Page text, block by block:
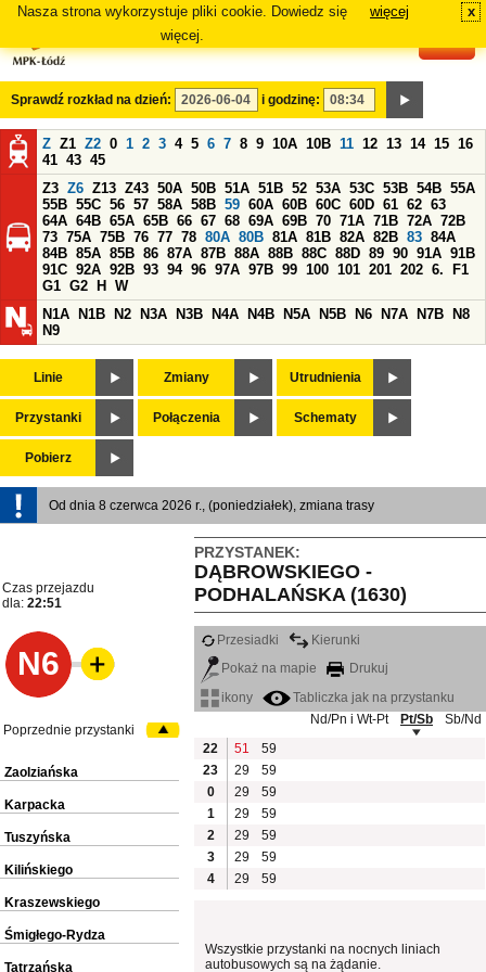
Nasza strona wykorzystuje pliki cookie. Dowiedz się
więcej.
więcej x
Sprawdź rozkład na dzień: i godzinę:
Z Z1 Z2 0 1 2 3 4 5 6 7 8 9 10A 10B 11 12 13 14 15 16
41 43 45
Z3 Z6 Z13 Z43 50A 50B 51A 51B 52 53A 53C 53B 54B 55A
55B 55C 56 57 58A 58B 59 60A 60B 60C 60D 61 62 63
64A 64B 65A 65B 66 67 68 69A 69B 70 71A 71B 72A 72B
73 75A 75B 76 77 78 80A 80B 81A 81B 82A 82B 83 84A
84B 85A 85B 86 87A 87B 88A 88B 88C 88D 89 90 91A 91B
91C 92A 92B 93 94 96 97A 97B 99 100 101 201 202 6.
F1
G1 G2 H
W
N1A
N1B N2 N3A N3B N4A N4B N5A N5B N6 N7A N7B
N8
N9
Linie Zmiany Utrudnienia
Przystanki Połączenia Schematy
Pobierz
Od dnia 8 czerwca 2026 r., (poniedziałek), zmiana trasy
PRZYSTANEK:
DĄBROWSKIEGO -
PODHALAŃSKA (1630)
Czas przejazdu
dla: 22:51
N6
Przesiadki
Kierunki
Pokaż na mapie
Drukuj
ikony
Tabliczka jak na przystanku
Nd/Pn i Wt-Pt
Pt/Sb
Sb/Nd
22
51
59
23
29
59
0
29
59
1
29
59
2
29
59
3
29
59
4
29 59
Wszystkie przystanki na nocnych liniach
autobusowych są na żądanie.
Poprzednie przystanki
Zaolziańska
Karpacka
Tuszyńska
Kilińskiego
Kraszewskiego
Śmigłego-Rydza
Tatrzańska